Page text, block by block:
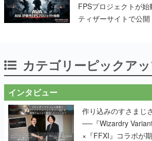
FPSプロジェクトが
ティザーサイトで公開
カテゴリーピックア
インタビュー
作り込みのすさまじ
──『Wizardry
×『FFXI』コラボが